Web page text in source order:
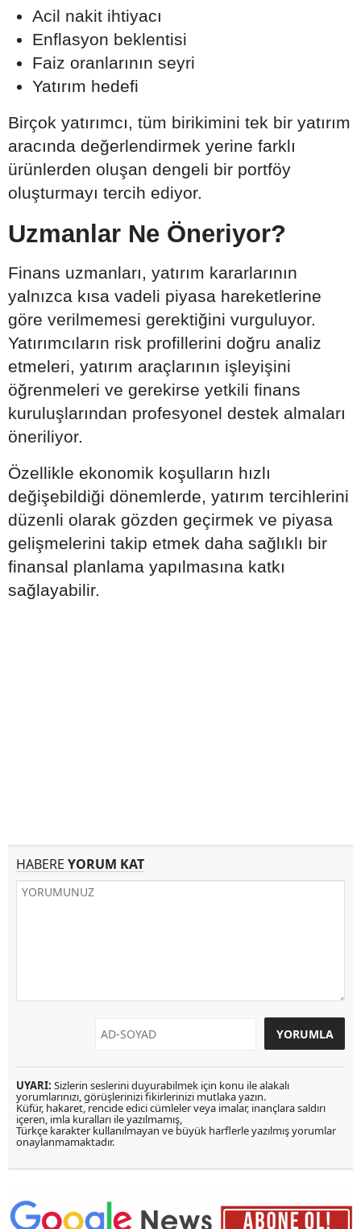
Acil nakit ihtiyacı
Enflasyon beklentisi
Faiz oranlarının seyri
Yatırım hedefi
Birçok yatırımcı, tüm birikimini tek bir yatırım
aracında değerlendirmek yerine farklı
ürünlerden oluşan dengeli bir portföy
oluşturmayı tercih ediyor.
Uzmanlar Ne Öneriyor?
Finans uzmanları, yatırım kararlarının
yalnızca kısa vadeli piyasa hareketlerine
göre verilmemesi gerektiğini vurguluyor.
Yatırımcıların risk profillerini doğru analiz
etmeleri, yatırım araçlarının işleyişini
öğrenmeleri ve gerekirse yetkili finans
kuruluşlarından profesyonel destek almaları
öneriliyor.
Özellikle ekonomik koşulların hızlı
değişebildiği dönemlerde, yatırım tercihlerini
düzenli olarak gözden geçirmek ve piyasa
gelişmelerini takip etmek daha sağlıklı bir
finansal planlama yapılmasına katkı
sağlayabilir.
HABERE YORUM KAT
UYARI: Sizlerin seslerini duyurabilmek için konu ile alakalı
yorumlarınızı, görüşlerinizi fikirlerinizi mutlaka yazın.
Küfür, hakaret, rencide edici cümleler veya imalar, inançlara saldırı
içeren, imla kuralları ile yazılmamış,
Türkçe karakter kullanılmayan ve büyük harflerle yazılmış yorumlar
onaylanmamaktadır.